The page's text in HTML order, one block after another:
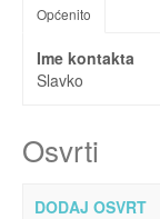
Općenito
Ime kontakta
Slavko
Osvrti
DODAJ OSVRT